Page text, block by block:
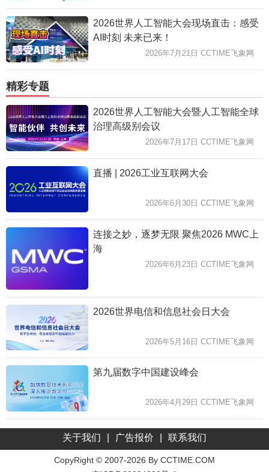
2026世界人工智能大会现场直击：感受
AI时刻 未来已来！
2026年7月21日 CCTIME飞象网
精彩专题
2026世界人工智能大会暨人工智能全球
治理高级别会议
2026年7月17日 CCTIME飞象网
直播 | 2026工业互联网大会
2026年6月30日 CCTIME飞象网
连接之妙，逐梦无限 聚焦2026 MWC上
海
2026年6月23日 CCTIME飞象网
2026世界电信和信息社会日大会
2026年5月16日 CCTIME飞象网
第九届数字中国建设峰会
2026年4月29日 CCTIME飞象网
关于我们 广告报价 联系我们
CopyRight © 2007-2026 By CCTIME.COM